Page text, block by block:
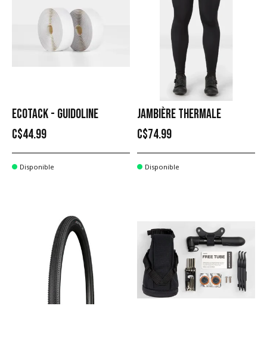
ECOTACK - GUIDOLINE
C$44.99
Disponible
JAMBIÈRE THERMALE
C$74.99
Disponible